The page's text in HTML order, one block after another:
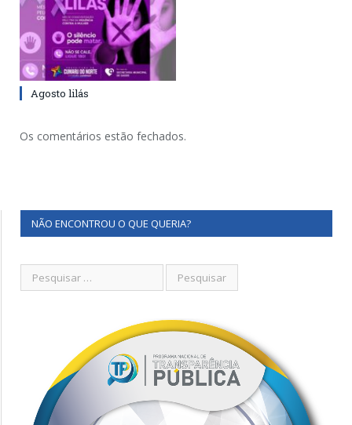
Agosto lilás
Os comentários estão fechados.
NÃO ENCONTROU O QUE QUERIA?